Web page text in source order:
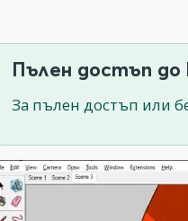
Пълен достъп до
За пълен достъп или